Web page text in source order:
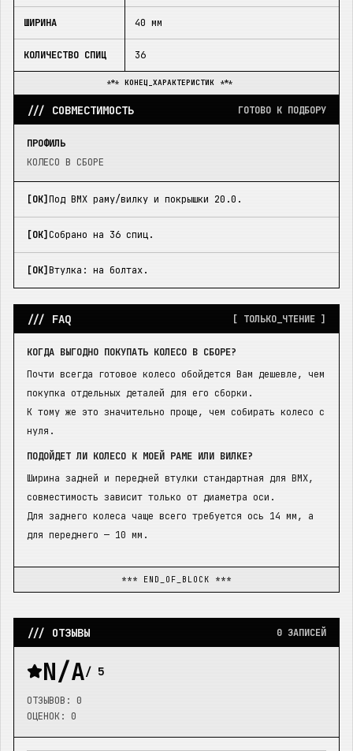
ШИРИНА 40 мм
КОЛИЧЕСТВО СПИЦ 36
*** КОНЕЦ_ХАРАКТЕРИСТИК ***
/// СОВМЕСТИМОСТЬ ГОТОВО К ПОДБОРУ
ПРОФИЛЬ
КОЛЕСО В СБОРЕ
[OK] Под BMX раму/вилку и покрышки 20.0.
[OK] Собрано на 36 спиц.
[OK] Втулка: на болтах.
/// FAQ [ ТОЛЬКО_ЧТЕНИЕ ]
КОГДА ВЫГОДНО ПОКУПАТЬ КОЛЕСО В СБОРЕ?
Почти всегда готовое колесо обойдется Вам дешевле, чем
покупка отдельных деталей для его сборки.
К тому же это значительно проще, чем собирать колесо с
нуля.
ПОДОЙДЕТ ЛИ КОЛЕСО К МОЕЙ РАМЕ ИЛИ ВИЛКЕ?
Ширина задней и передней втулки стандартная для BMX,
совместимость зависит только от диаметра оси.
Для заднего колеса чаще всего требуется ось 14 мм, а
для переднего — 10 мм.
*** END_OF_BLOCK ***
/// ОТЗЫВЫ 0 ЗАПИСЕЙ
N/A/ 5
ОТЗЫВОВ: 0
ОЦЕНОК: 0